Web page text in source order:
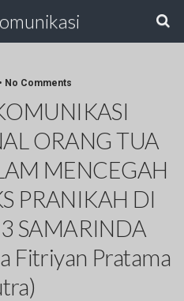
No Comments
ORANG TUA
MENCEGAH
PRANIKAH DI
SAMARINDA
Fitriyan Pratama